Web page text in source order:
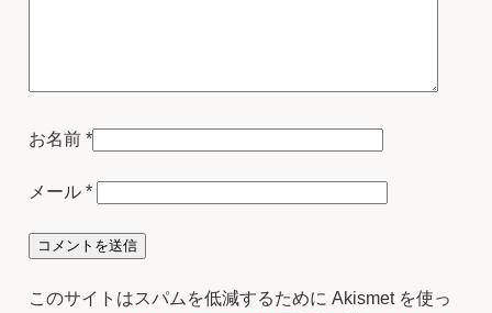
お名前 *
メール*
このサイトはスパムを低減するために Akismet を使っ